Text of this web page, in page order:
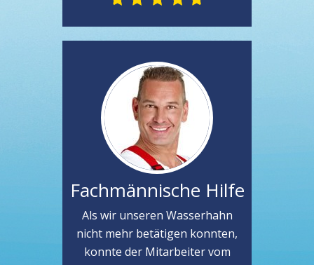
Fachmännische Hilfe
Als wir unseren Wasserhahn
nicht mehr betätigen konnten,
konnte der Mitarbeiter vom